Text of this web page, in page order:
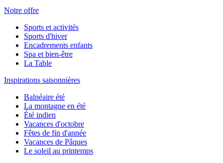
Notre offre
Sports et activités
Sports d'hiver
Encadrements enfants
Spa et bien-être
La Table
Inspirations saisonnières
Balnéaire été
La montagne en été
Été indien
Vacances d'octobre
Fêtes de fin d'année
Vacances de Pâques
Le soleil au printemps